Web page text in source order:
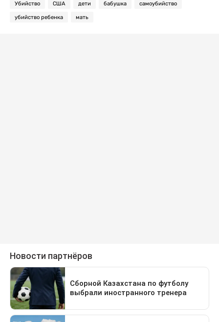
Убийство США дети бабушка самоубийство
убийство ребенка мать